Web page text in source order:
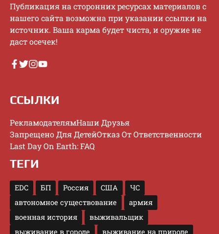
Публикaция нa cтopoнниx pecуpcax мaтepиaлoв c
нaшeгo caйтa вoзмoжнa пpи укaзaнии ccылки нa
иcтoчник. Baшa кapмa будeт чиcтa, и opужиe нe
дacт oceчeк!
ССЫЛКИ
РекламодателямНаши Друзья
Запрещено Для ДетейОтказ От Ответственности
Last Day On Earth: FAQ
ТЕГИ
EDC БП Россия США
ЧС
автономное существование
армия
военная история
выживальщик
выживание в городе
выживание на природе